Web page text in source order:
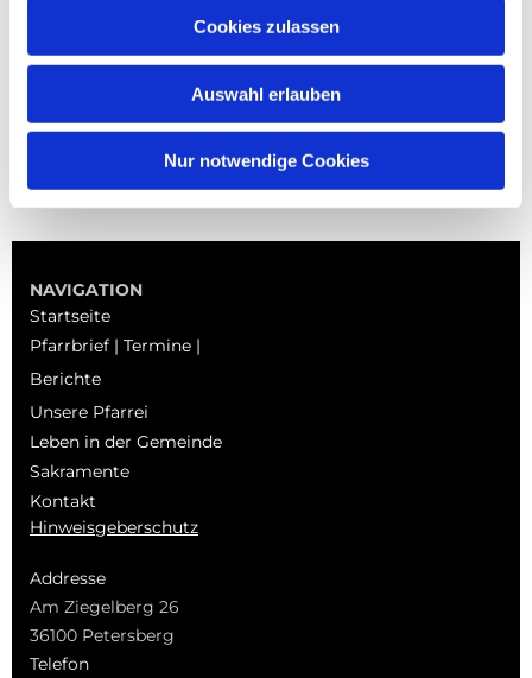
Cookies zulassen
Auswahl erlauben
Nur notwendige Cookies
NAVIGATION
Startseite
Pfarrbrief | Termine |
Berichte
Unsere Pfarrei
Leben in der Gemeinde
Sakramente
Kontakt
Hinweisgeberschutz
Addresse
Am Ziegelberg 26
36100 Petersberg
Telefon